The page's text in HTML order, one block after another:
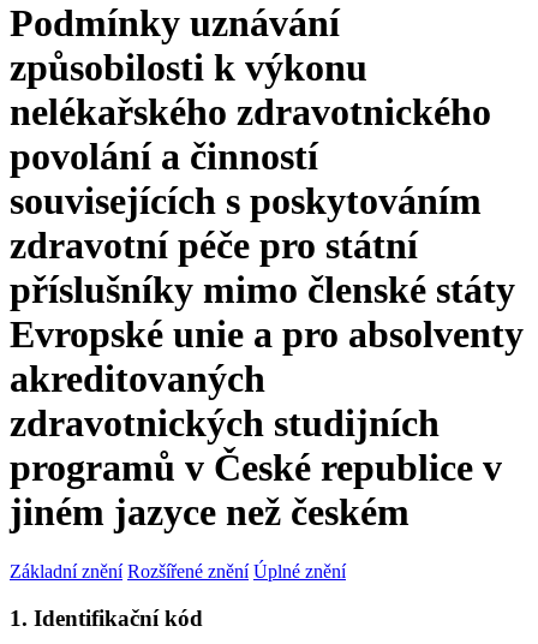
Podmínky uznávání
způsobilosti k výkonu
nelékařského zdravotnického
povolání a činností
souvisejících s poskytováním
zdravotní péče pro státní
příslušníky mimo členské státy
Evropské unie a pro absolventy
akreditovaných
zdravotnických studijních
programů v České republice v
jiném jazyce než českém
Základní znění Rozšířené znění Úplné znění
1. Identifikační kód